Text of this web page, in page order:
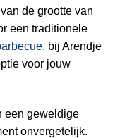
de grootte van
een traditionele
, bij Arendje
voor jouw
een geweldige
onvergetelijk.